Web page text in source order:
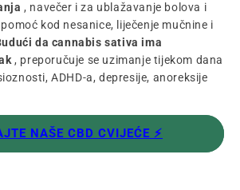
, navečer i za ublažavanje bolova i
kod nesanice, liječenje mučnine i
da cannabis sativa ima
, preporučuje se uzimanje tijekom dana
ADHD-a, depresije, anoreksije
NAŠE CBD CVIJEĆE ⚡️